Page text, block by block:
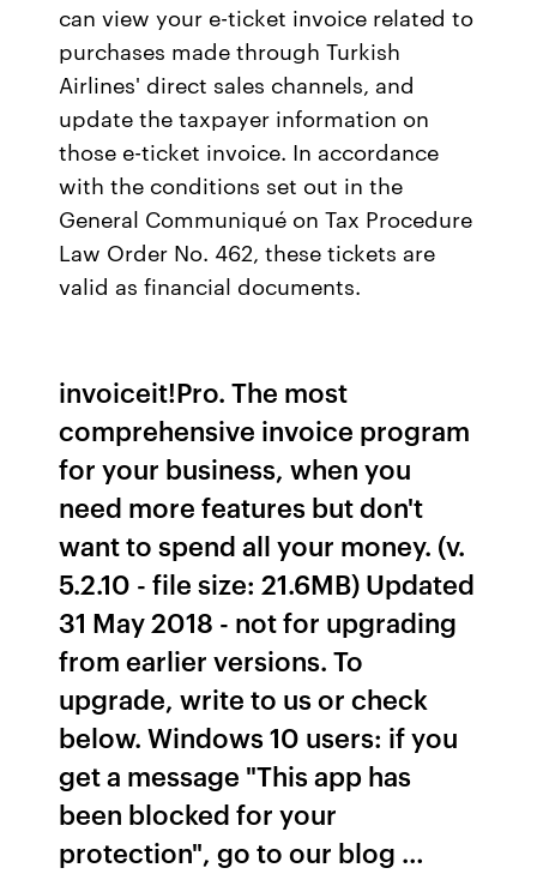
can view your e-ticket invoice related to
purchases made through Turkish
Airlines' direct sales channels, and
update the taxpayer information on
those e-ticket invoice. In accordance
with the conditions set out in the
General Communiqué on Tax Procedure
Law Order No. 462, these tickets are
valid as financial documents.
invoiceit!Pro. The most
comprehensive invoice program
for your business, when you
need more features but don't
want to spend all your money. (v.
5.2.10 - file size: 21.6MB) Updated
31 May 2018 - not for upgrading
from earlier versions. To
upgrade, write to us or check
below. Windows 10 users: if you
get a message "This app has
been blocked for your
protection", go to our blog …